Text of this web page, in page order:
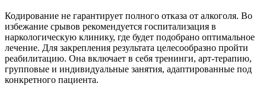
Кодирование не гарантирует полного отказа от алкоголя. Во
избежание срывов рекомендуется госпитализация в
наркологическую клинику, где будет подобрано оптимальное
лечение. Для закрепления результата целесообразно пройти
реабилитацию. Она включает в себя тренинги, арт-терапию,
групповые и индивидуальные занятия, адаптированные под
конкретного пациента.